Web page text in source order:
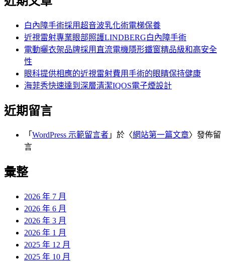
白內障手術採用超音波乳化術電梯保養
近視雷射專業眼部照護LINDBERG白內障手術
電動曬衣架品牌採用直流電機隱形鐵窗精品級和高安全
性
眼科提供相應的近視雷射費用手術的眼睛保持健康
海菲秀快速達到深層清潔IQOS電子煙設計
近期留言
「 WordPress 示範留言者 」於〈網站第一篇文章〉發佈留
言
彙整
2026 年 7 月
2026 年 6 月
2026 年 3 月
2026 年 1 月
2025 年 12 月
2025 年 10 月